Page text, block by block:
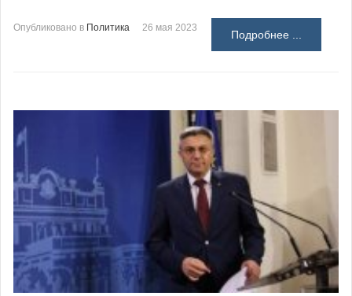
Опубликовано в Политика 26 мая 2023
Подробнее ...